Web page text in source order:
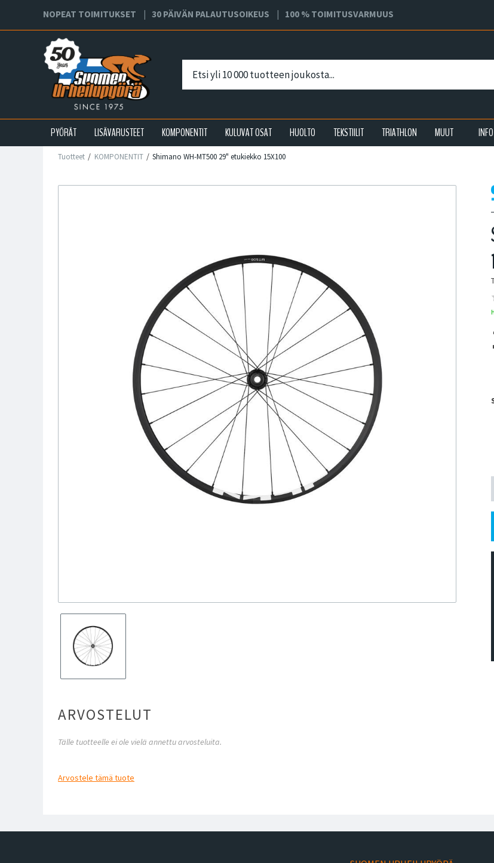
NOPEAT TOIMITUKSET 30 PÄIVÄN PALAUTUSOIKEUS 100 % TOIMITUSVARMUUS
PYÖRÄT LISÄVARUSTEET KOMPONENTIT KULUVAT OSAT HUOLTO TEKSTIILIT TRIATHLON MUUT INFO
Tuotteet KOMPONENTIT Shimano WH-MT500 29" etukiekko 15X100
ARVOSTELUT
Tälle tuotteelle ei ole vielä annettu arvosteluita.
Arvostele tämä tuote